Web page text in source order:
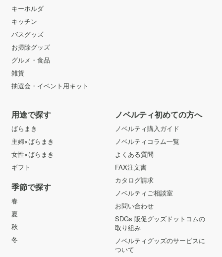
キーホルダ
キッチン
バスグッズ
お掃除グッズ
グルメ・食品
雑貨
抽選会・イベント用キット
用途で探す
ばらまき
主婦×ばらまき
女性×ばらまき
ギフト
季節で探す
春
夏
秋
冬
ノベルティ初めての方へ
ノベルティ購入ガイド
ノベルティコラム一覧
よくある質問
FAX注文書
カタログ請求
ノベルティご相談室
お問い合わせ
SDGs 販促グッズドットコムの
取り組み
ノベルティグッズのサービスに
ついて